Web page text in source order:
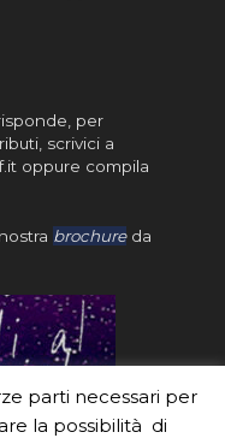
per
scrivici a
oppure compila
brochureda
parti necessari per
la possibilità di